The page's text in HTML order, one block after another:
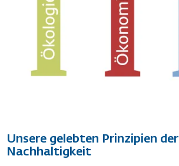
Unsere gelebten Prinzipien der
Nachhaltigkeit